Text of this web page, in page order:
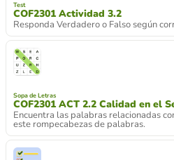
Test
COF2301 Actividad 3.2
Responda Verdadero o Falso según
Sopa de Letras
COF2301 ACT 2.2 Calidad en el
Encuentra las palabras relacionadas
este rompecabezas de palabras.